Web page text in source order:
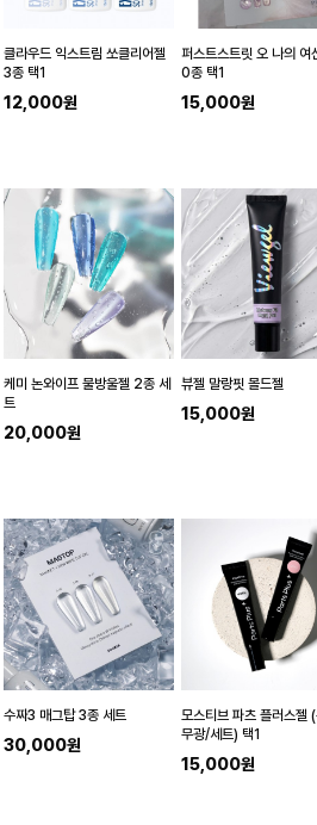
클라우드 익스트림 쏘클리어젤
3종 택1
12,000원
퍼스트스트릿 오 나의 여
0종 택1
15,000원
케미 논와이프 물방울젤 2종 세
트
20,000원
뷰젤 말랑핏 몰드젤
15,000원
수짜3 매그탑 3종 세트
30,000원
모스티브 파츠 플러스젤
무광/세트) 택1
15,000원